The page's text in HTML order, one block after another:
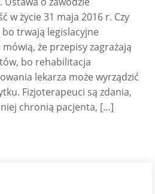
w życie 31 maja 2016 r. Czy
trwają legislacyjne
że przepisy zagrażają
bo rehabilitacja
lekarza może wyrządzić
Fizjoterapeuci są zdania,
chronią pacjenta, […]